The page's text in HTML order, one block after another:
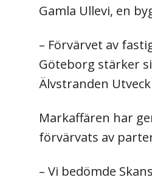
Gamla Ullevi, en
– Förvärvet av
Göteborg stärker
Älvstranden
Markaffären har
förvärvats av
– Vi bedömde